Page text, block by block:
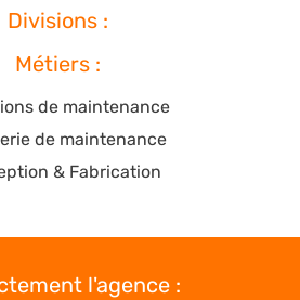
Divisions :
Métiers :
de maintenance
de maintenance
& Fabrication
l'agence :